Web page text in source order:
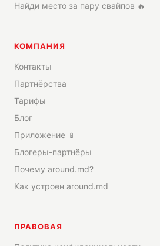
Найди место за пару свайпов 🔥
КОМПАНИЯ
Контакты
Партнёрства
Тарифы
Блог
Приложение 📱
Блогеры-партнёры
Почему around.md?
Как устроен around.md
ПРАВОВАЯ